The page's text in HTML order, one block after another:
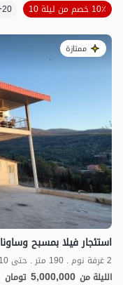
10٪ خصم من ليلة 10
20+ حجز ناجح
ممتازة
استئجار فيلا بمسبح
2 غرفة نوم . 190 متر . حتى 10 ضيف
الليلة من 5,000,000 تومان